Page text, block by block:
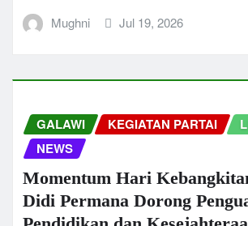
Mughni Jul 19, 2026
GALAWI KEGIATAN PARTAI
NEWS
Momentum Hari
Didi Permana Dorong